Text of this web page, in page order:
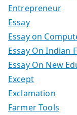
Entrepreneur
Essay
Essay on
Essay On Indian
Essay On New
Except
Exclamation
Farmer Tools